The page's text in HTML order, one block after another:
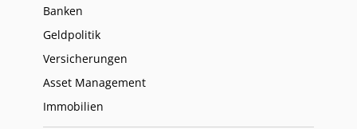
Banken
Geldpolitik
Versicherungen
Asset Management
Immobilien